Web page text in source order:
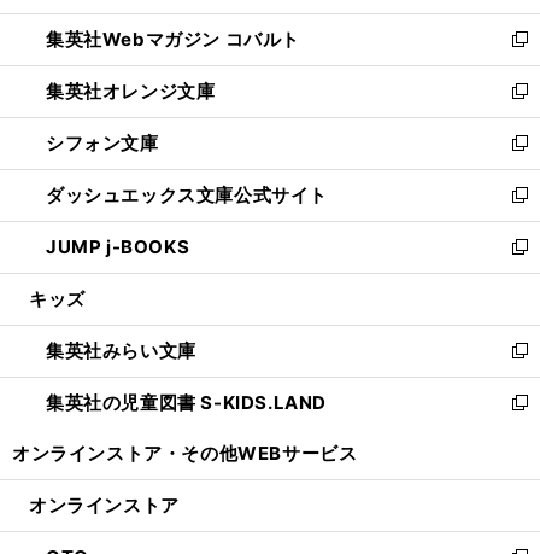
開
く
ウ
で
開
く
ン
ド
ウ
で
開
く
ウ
ィ
ン
ド
ウ
で
開
く
集英社Webマガジン コバルト
新
し
い
ウ
ィ
ン
ド
ウ
で
開
集英社オレンジ文庫
新
し
い
ウ
ィ
ン
ド
ウ
開
く
シフォン文庫
新
し
い
ウ
ィ
ン
ウ
で
開
く
ダッシュエックス文庫公式サイト
新
し
い
ウ
ン
ド
ウ
で
JUMP j-BOOKS
新
し
ウ
ィ
ン
ド
開
キッズ
集英社みらい文庫
新
し
い
ン
ウ
集英社の児童図書 S-KIDS.LAND
新
ウ
ン
オンラインストア・ その他WEBサービス
オンラインストア